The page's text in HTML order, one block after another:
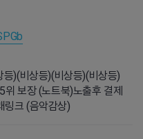
)(비상등)(비상등)(비상등)
보장 (노트북)노출후 결제
링크 (음악감상)